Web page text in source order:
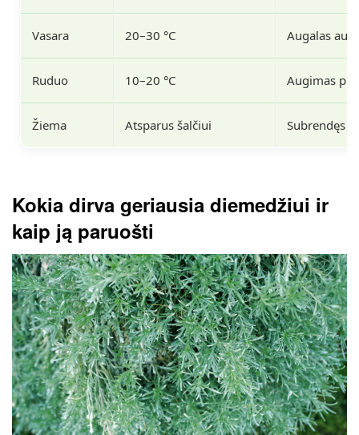
Vasara 20–30 °C Augalas
Ruduo 10–20 °C Augimas
Žiema Atsparus šalčiui Subrendęs
Kokia dirva geriausia diemedžiui ir
kaip ją paruošti